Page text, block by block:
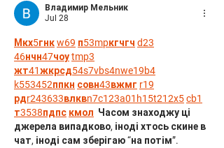
Владимир Мельник
Jul 28
М кх5гнкw69 п53mpкгчгч d23
46нчн47чоуtmp3
жт41жкрсд54s7vbs4nwe19b4
k553452ппкн совн43вжмг r19
рдr243633влквn7c123a01 h15t212x5cb1
т3538пдпс кмол
  Часом знаходжу ці
джерела випадково, іноді хтось скине в
чат, іноді сам зберігаю “на потім”.